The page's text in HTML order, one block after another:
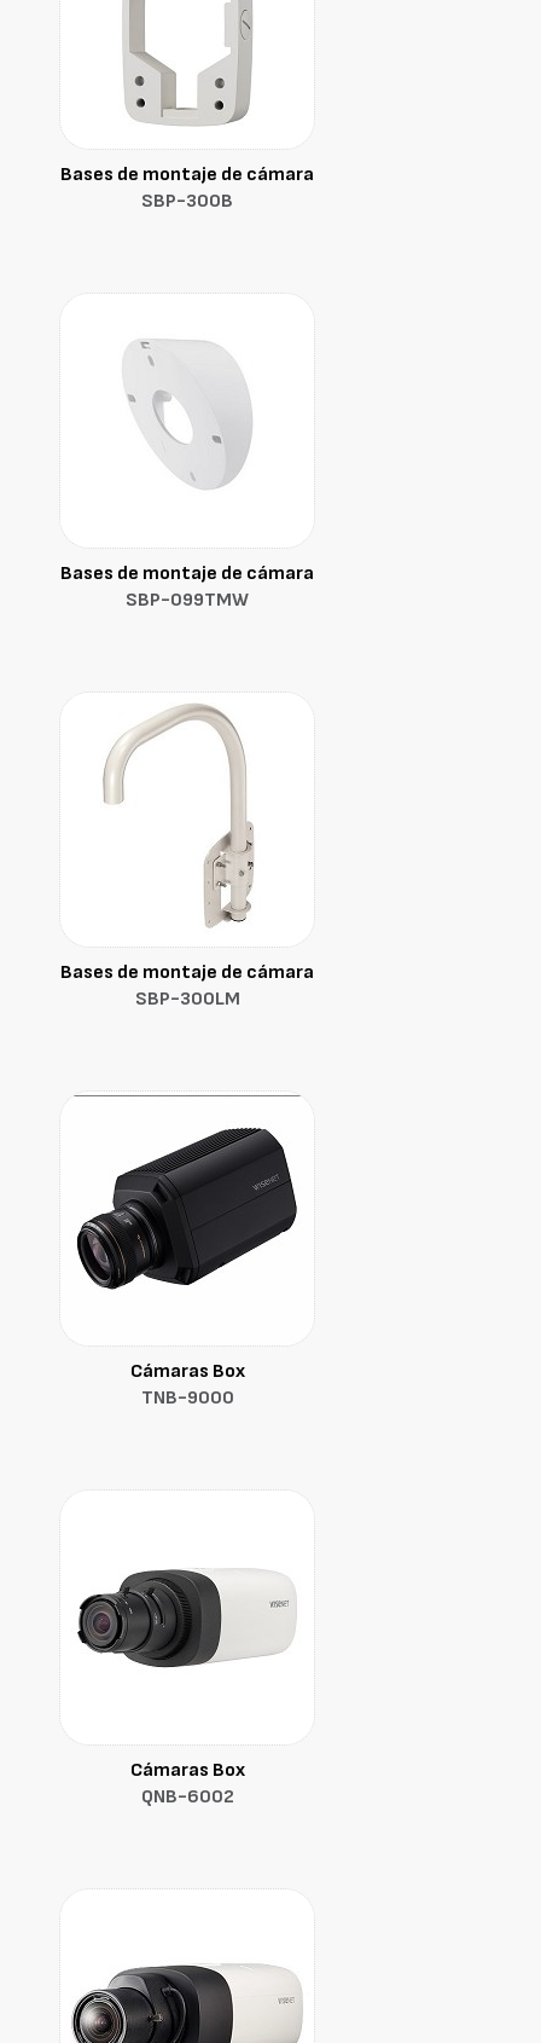
Bases de montaje de cámara
SBP-300B
Bases de montaje de cámara
SBP-099TMW
Bases de montaje de cámara
SBP-300LM
Cámaras Box
TNB-9000
Cámaras Box
QNB-6002